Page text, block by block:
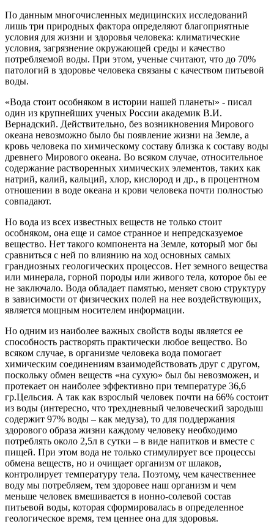
По данным многочисленных медицинских исследований
лишь три природных фактора определяют благоприятные
условия для жизни и здоровья человека: климатические
условия, загрязнение окружающей среды и качество
потребляемой воды. При этом, ученые считают, что до 70%
патологий в здоровье человека связаны с качеством питьевой
воды.
«Вода стоит особняком в истории нашей планеты» - писал
один из крупнейших ученых России академик В.И.
Вернадский. Действительно, без возникновения Мирового
океана невозможно было бы появление жизни на Земле, а
кровь человека по химическому составу близка к составу воды
древнего Мирового океана. Во всяком случае, относительное
содержание растворенных химических элементов, таких как
натрий, калий, кальций, хлор, кислород и др., в процентном
отношении в воде океана и крови человека почти полностью
совпадают.
Но вода из всех известных веществ не только стоит
особняком, она еще и самое странное и непредсказуемое
вещество. Нет такого компонента на Земле, который мог бы
сравниться с ней по влиянию на ход основных самых
грандиозных геологических процессов. Нет земного вещества
или минерала, горной породы или живого тела, которое бы ее
не заключало. Вода обладает памятью, меняет свою структуру
в зависимости от физических полей на нее воздействующих,
является мощным носителем информации.
Но одним из наиболее важных свойств воды является ее
способность растворять практически любое вещество. Во
всяком случае, в организме человека вода помогает
химическим соединениям взаимодействовать друг с другом,
поскольку обмен веществ «на сухую» был бы невозможен, и
протекает он наиболее эффективно при температуре 36,6
гр.Цельсия. А так как взрослый человек почти на 66% состоит
из воды (интересно, что трехдневный человеческий зародыш
содержит 97% воды – как медуза), то для поддержания
здорового образа жизни каждому человеку необходимо
потреблять около 2,5л в сутки – в виде напитков и вместе с
пищей. При этом вода не только стимулирует все процессы
обмена веществ, но и очищает организм от шлаков,
контролирует температуру тела. Поэтому, чем качественнее
воду мы потребляем, тем здоровее наш организм и чем
меньше человек вмешивается в ионно-солевой состав
питьевой воды, которая сформировалась в определенное
геологическое время, тем ценнее она для здоровья.